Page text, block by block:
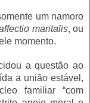
um namoro
maritalis, ou
momento.
a questão ao
a união estável,
familiar “com